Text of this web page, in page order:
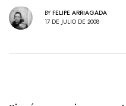
BY FELIPE ARRIAGADA
17 DE JULIO DE 2008